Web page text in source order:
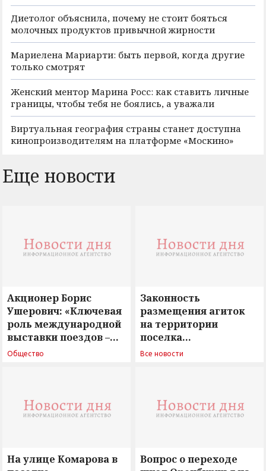
Диетолог объяснила, почему не стоит бояться
молочных продуктов привычной жирности
Мариелена Мариарти: быть первой, когда другие
только смотрят
Женский ментор Марина Росс: как ставить личные
границы, чтобы тебя не боялись, а уважали
Виртуальная география страны станет доступна
кинопроизводителям на платформе «Москино»
Еще новости
Акционер Борис
Ушерович: «Ключевая
роль международной
выставки поездов –
поиск ответов на
Общество
Законность
размещения агиток
на территории
поселка
Новосергиевка
Все новости
На улице Комарова в
Вопрос о переходе